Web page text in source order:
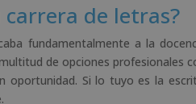
de letras?
fundamentalmente a la
de opciones profesionales
oportunidad. Si lo tuyo es la